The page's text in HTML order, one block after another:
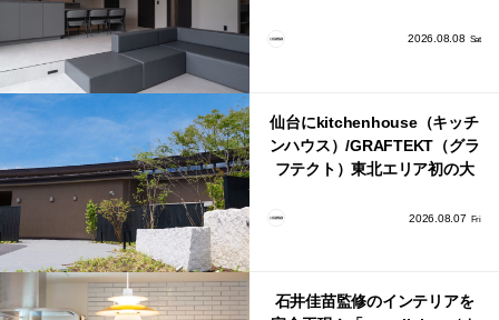
2026.08.08 Sat
仙台にkitchenhouse（キッチ
ンハウス）/GRAFTEKT（グラ
フテクト）東北エリア初の大
2026.08.07 Fri
石井佳苗監修のインテリアを